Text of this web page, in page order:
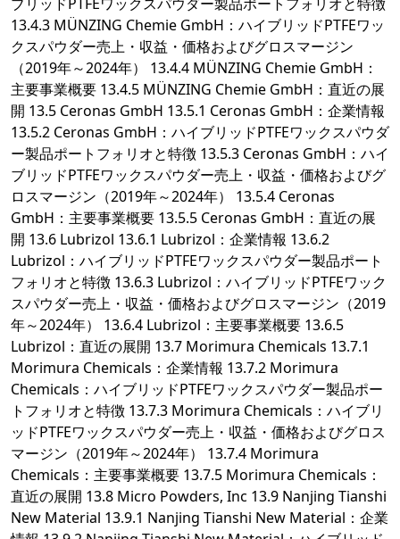
13.4.3 MÜNZING Chemie GmbH：ハイブリッドPTFEワッ
クスパウダー売上・収益・価格およびグロスマージン
（2019年～2024年） 13.4.4 MÜNZING Chemie GmbH：
主要事業概要 13.4.5 MÜNZING Chemie GmbH：直近の展
開 13.5 Ceronas GmbH 13.5.1 Ceronas GmbH：企業情報
13.5.2 Ceronas GmbH：ハイブリッドPTFEワックスパウダ
ー製品ポートフォリオと特徴 13.5.3 Ceronas GmbH：ハイ
ブリッドPTFEワックスパウダー売上・収益・価格およびグ
ロスマージン（2019年～2024年） 13.5.4 Ceronas
GmbH：主要事業概要 13.5.5 Ceronas GmbH：直近の展
開 13.6 Lubrizol 13.6.1 Lubrizol：企業情報 13.6.2
Lubrizol：ハイブリッドPTFEワックスパウダー製品ポート
フォリオと特徴 13.6.3 Lubrizol：ハイブリッドPTFEワック
スパウダー売上・収益・価格およびグロスマージン（2019
年～2024年） 13.6.4 Lubrizol：主要事業概要 13.6.5
Lubrizol：直近の展開 13.7 Morimura Chemicals 13.7.1
Morimura Chemicals：企業情報 13.7.2 Morimura
Chemicals：ハイブリッドPTFEワックスパウダー製品ポー
トフォリオと特徴 13.7.3 Morimura Chemicals：ハイブリ
ッドPTFEワックスパウダー売上・収益・価格およびグロス
マージン（2019年～2024年） 13.7.4 Morimura
Chemicals：主要事業概要 13.7.5 Morimura Chemicals：
直近の展開 13.8 Micro Powders, Inc 13.9 Nanjing Tianshi
New Material 13.9.1 Nanjing Tianshi New Material：企業